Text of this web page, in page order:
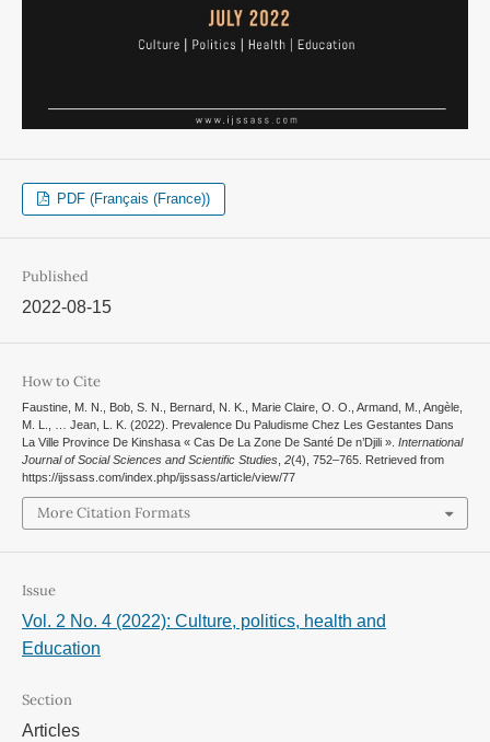
PDF (Français (France))
Published
2022-08-15
How to Cite
Faustine, M. N., Bob, S. N., Bernard, N. K., Marie Claire, O. O., Armand, M., Angèle,
M. L., … Jean, L. K. (2022). Prevalence Du Paludisme Chez Les Gestantes Dans
La Ville Province De Kinshasa « Cas De La Zone De Santé De n’Djili ». International
Journal of Social Sciences and Scientific Studies, 2(4), 752–765. Retrieved from
https://ijssass.com/index.php/ijssass/article/view/77
More Citation Formats
Issue
Vol. 2 No. 4 (2022): Culture, politics, health and
Education
Section
Articles